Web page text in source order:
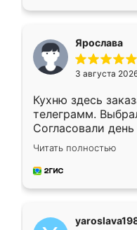
Ярослава
3 августа
Кухню здесь
телеграмм.
Согласовали
недели кухня
довольны
мебель за
Читать полностью